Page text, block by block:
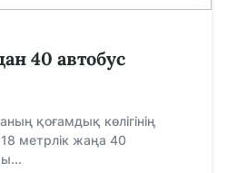
40 автобус
қоғамдық көлігінің
метрлік жаңа 40